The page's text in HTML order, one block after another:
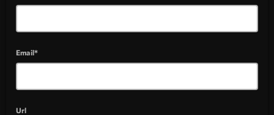
Email*
Url